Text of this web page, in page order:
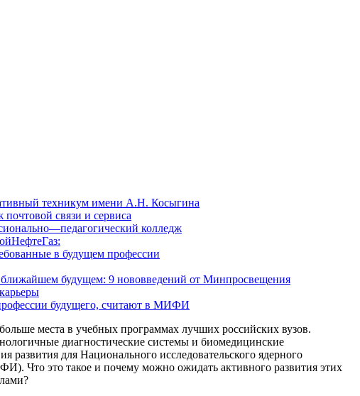
техникум имени А.Н. Косыгина
связи и сервиса
колледж
в будущем профессии
ближайшем будущем: 9 нововведений от Минпросвещения
будущего, считают в МИФИ
места в учебных программах лучших российских вузов.
диагностические системы и биомедицинские
развития для Национального исследовательского ядерного
это такое и почему можно ожидать активного развития этих